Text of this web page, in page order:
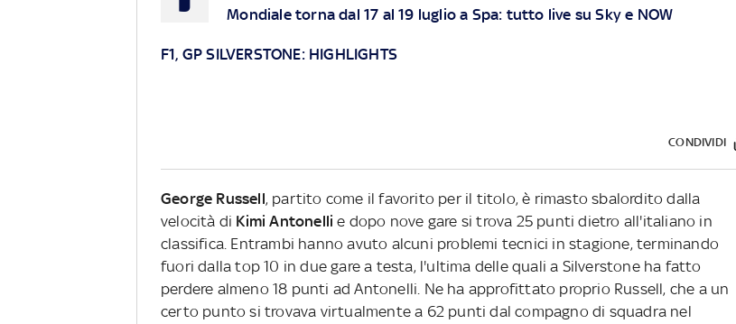
Mondiale torna dal 17 al 19 luglio a Spa: tutto live suSky e NOW
F1, GP SILVERSTONE: HIGHLIGHTS
CONDIVIDI
George Russell, partito come il favorito per il titolo, è rimasto sbalordito dalla
velocità di Kimi Antonelli e dopo nove gare si trova 25 punti dietro all'italiano in
classifica. Entrambi hanno avuto alcuni problemi tecnici in stagione, terminando
fuori dalla top 10 in due gare a testa, l'ultima delle quali a Silverstone ha fatto
perdere almeno 18 punti ad Antonelli. Ne ha approfittato proprio Russell, che a un
certo punto si trovava virtualmente a 62 punti dal compagno di squadra nel